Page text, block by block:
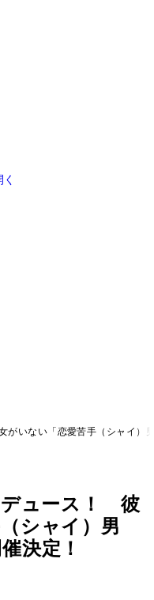
いない「恋愛苦手（シャイ）
デュース！ 彼
シャイ）男
決定！